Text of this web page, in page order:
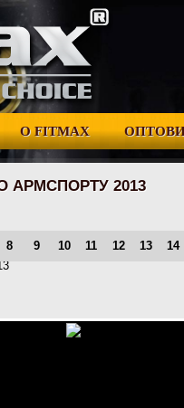
О FITMAX
2013
8 9 10 11 12 13 14